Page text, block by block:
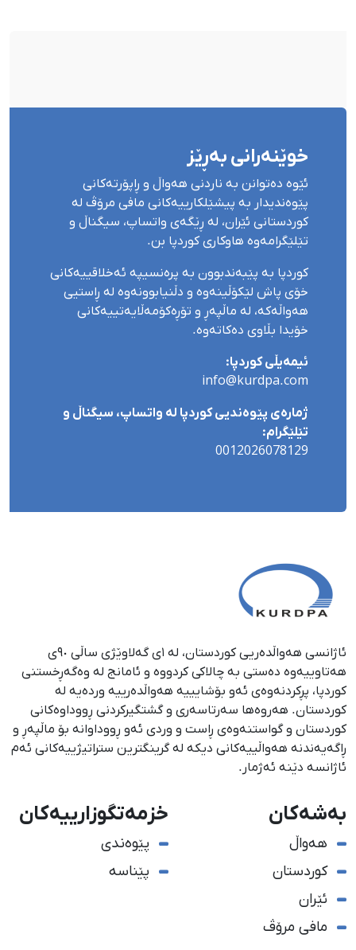
خوێنەرانی بەڕێز
ئێوە دەتوانن بە ناردنی هەواڵ و ڕاپۆرتەکانی
پێوەندیدار بە پیشێلکارییەکانی مافی مرۆڤ لە
کوردستانی ئێران، لە ڕێگەی واتساپ، سیگناڵ و
تێلێگرامەوە هاوکاری کوردپا بن.
کوردپا بە پێبەندبوون بە پرەنسیپە ئەخلاقییەکانی
خۆی پاش لێکۆڵینەوە و دڵنیابوونەوە لە ڕاستیی
هەواڵەکە، لە ماڵپەڕ و تۆڕەکۆمەڵایەتییەکانی
خۆیدا بڵاوی دەکاتەوە.
ئیمەیڵی کوردپا:
info@kurdpa.com
ژمارەی پێوەندیی کوردپا لە واتساپ، سیگناڵ و
تێلێگرام:
0012026078129
ئاژانسی هەواڵدەریی کوردستان، لە ١ی گەلاوێژی ساڵی ٩٠ی
هەتاوییەوە دەستی بە چالاکی کردووە و ئامانج لە وەگەڕخستنی
كوردپا، پڕكردنەوەی ئەو بۆشایییە هەواڵدەرییە وردەیە لە
كوردستان. هەروەها سەرتاسەری و گشتگیركردنی ڕووداوەكانی
كوردستان و گواستنەوەی ڕاست و وردی ئەو ڕووداوانە بۆ ماڵپەڕ و
ڕاگەیەندنە هەواڵییەكانی دیكە لە گرینگترین ستراتیژییەكانی ئەم
ئاژانسە دێنە ئەژمار.
بەشەکان
هەواڵ
کوردستان
ئێران
مافی مرۆڤ
خزمەتگوزارییەکان
پێوەندی
پێناسە